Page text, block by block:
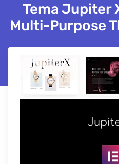
Tema Jupiter
Multi-Purpose